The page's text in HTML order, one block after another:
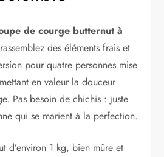
de courge butternut à
des éléments frais et
pour quatre personnes mise
en valeur la douceur
Pas besoin de chichis : juste
qui se marient à la perfection.
d’environ 1 kg, bien mûre et